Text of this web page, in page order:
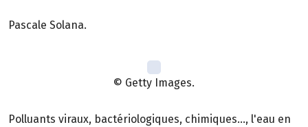
Pascale Solana.
© Getty Images.
Polluants viraux, bactériologiques, chimiques..., l'eau en